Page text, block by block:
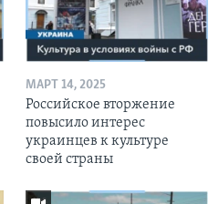
МАРТ 14, 2025
Российское вторжение
повысило интерес
украинцев к культуре
своей страны